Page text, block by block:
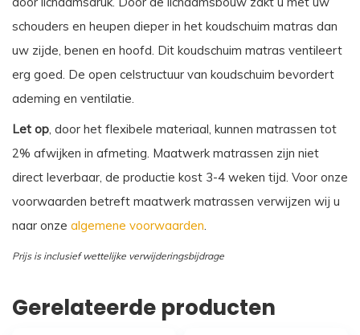
schouders en heupen dieper in het koudschuim matras dan
uw zijde, benen en hoofd. Dit koudschuim matras ventileert
erg goed. De open celstructuur van koudschuim bevordert
ademing en ventilatie.
Let op , door het flexibele materiaal, kunnen matrassen tot
2% afwijken in afmeting. Maatwerk matrassen zijn niet
direct leverbaar, de productie kost 3-4 weken tijd. Voor onze
voorwaarden betreft maatwerk matrassen verwijzen wij u
naar onze algemene voorwaarden
Prijs is inclusief wettelijke verwijderingsbijdrage
Gerelateerde producten